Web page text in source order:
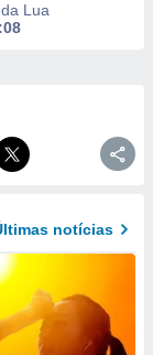
Lua
notícias